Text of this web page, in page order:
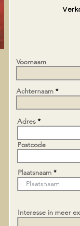
Voornaam
Achternaam
Adres
Postcode
Plaatsnaam
Interesse in meer